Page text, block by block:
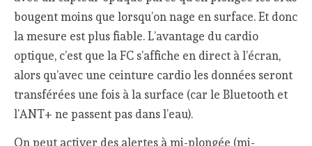
bougent moins que lorsqu’on nage en surface. Et donc
la mesure est plus fiable. L’avantage du cardio
optique, c’est que la FC s’affiche en direct à l’écran,
alors qu’avec une ceinture cardio les données seront
transférées une fois à la surface (car le Bluetooth et
l’ANT+ ne passent pas dans l’eau).
On peut activer des alertes à mi-plongée (mi-